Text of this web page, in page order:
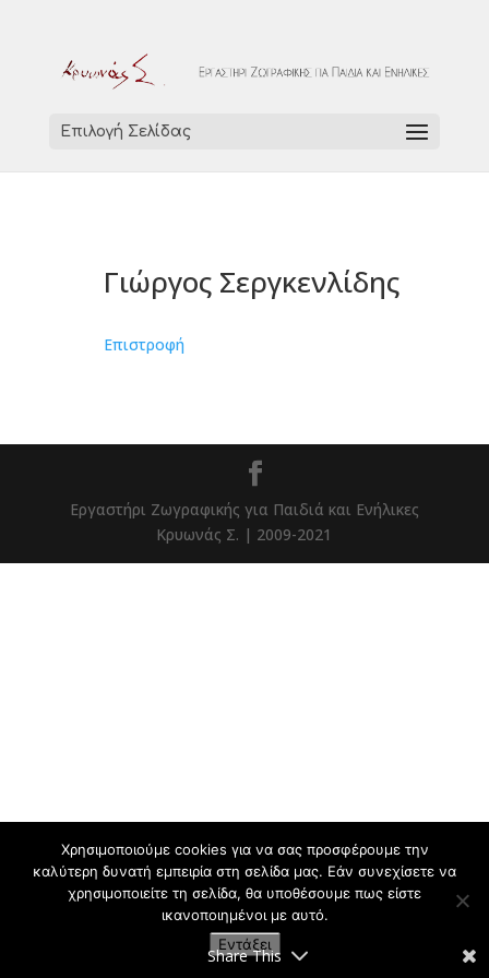
Επιλογή Σελίδας
Γιώργος Σεργκενλίδης
Επιστροφή
Εργαστήρι Ζωγραφικής για Παιδιά και Ενήλικες
Κρυωνάς Σ. | 2009-2021
Share This
Χρησιμοποιούμε cookies για να σας προσφέρουμε την
καλύτερη δυνατή εμπειρία στη σελίδα μας. Εάν συνεχίσετε να
χρησιμοποιείτε τη σελίδα, θα υποθέσουμε πως είστε
ικανοποιημένοι με αυτό.
Εντάξει